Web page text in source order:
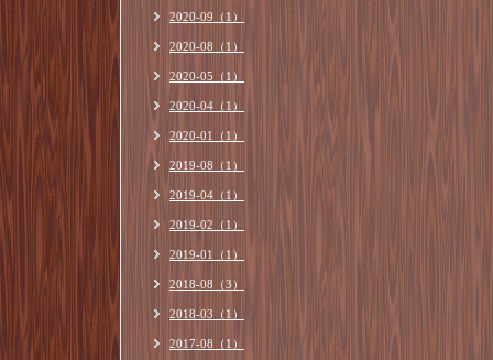
2020-09（1）
2020-08（1）
2020-05（1）
2020-04（1）
2020-01（1）
2019-08（1）
2019-04（1）
2019-02（1）
2019-01（1）
2018-08（3）
2018-03（1）
2017-08（1）